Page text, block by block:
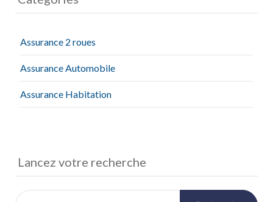
Assurance 2 roues
Assurance Automobile
Assurance Habitation
Lancez votre recherche